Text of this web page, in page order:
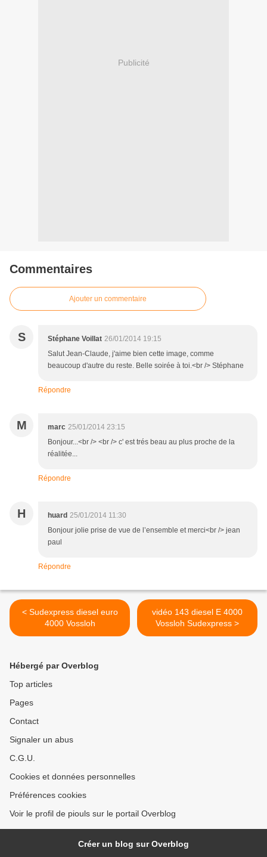
Publicité
Commentaires
Ajouter un commentaire
S Stéphane Voillat 26/01/2014 19:15
Salut Jean-Claude, j'aime bien cette image, comme
beaucoup d'autre du reste. Belle soirée à toi.<br /> Stéphane
Répondre
M marc 25/01/2014 23:15
Bonjour...<br /> <br /> c' est trés beau au plus proche de la
réalitée...
Répondre
H huard 25/01/2014 11:30
Bonjour jolie prise de vue de l’ensemble et merci<br /> jean
paul
Répondre
< Sudexpress diesel euro
4000 Vossloh
vidéo 143 diesel E 4000
Vossloh Sudexpress >
Hébergé par Overblog
Top articles
Pages
Contact
Signaler un abus
C.G.U.
Cookies et données personnelles
Préférences cookies
Voir le profil de piouls sur le portail Overblog
Créer un blog sur Overblog